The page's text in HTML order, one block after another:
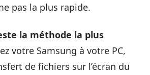
pas la plus rapide.
la méthode la plus
votre Samsung à votre PC,
de fichiers sur l’écran du